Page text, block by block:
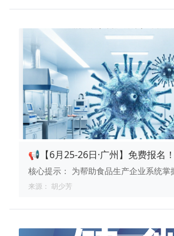
安全核心痛点，围绕微生物风险识别、
大核心模块展开深度剖析，切实提升了
与质管人员的实战能力。
📢【6月25-26日·广州】免费报名
微生物污染识别与防控实务培训班
核心提示： 为帮助食品生产企业系统掌
来源识别与关键控制技术，广东省科学
举办“食品生产中微生物污染识别与防控
识别、工厂环境微生物与过程卫生管控
来源： 胡少芳